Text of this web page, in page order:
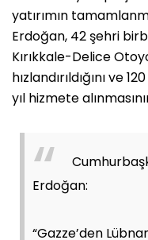
yatırımın
Erdoğan, 42 şehri
Kırıkkale-Delice
hızlandırıldığını ve
yıl hizmete
Erdoğan:
“Gazze’den